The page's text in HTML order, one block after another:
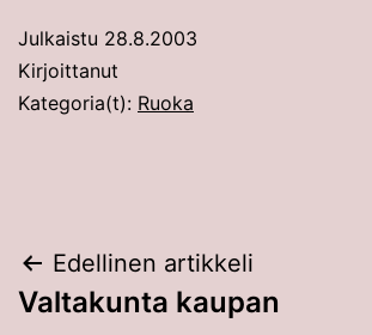
Julkaistu 28.8.2003
Kirjoittanut
Kategoria(t): Ruoka
Artikkelien
selaus
Edellinen artikkeli
Valtakunta kaupan